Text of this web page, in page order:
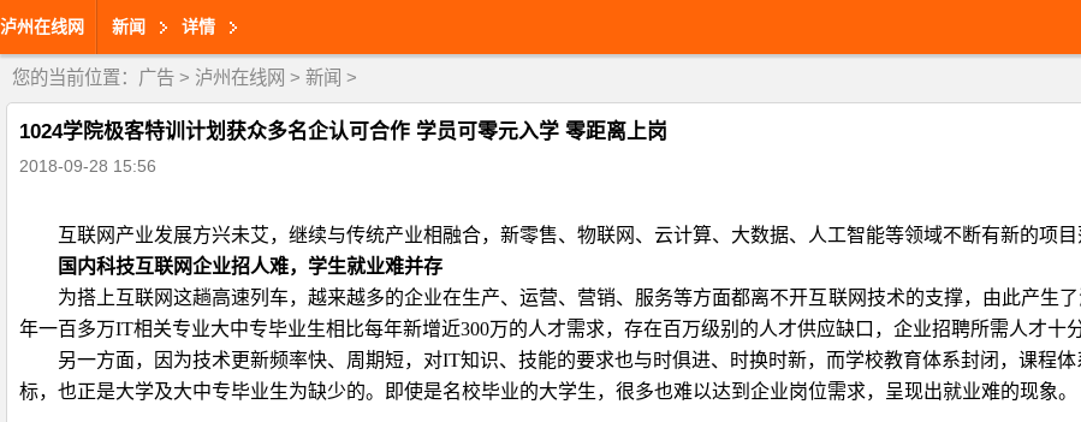
泸州在线网 新闻 详情
您的当前位置： 广告 > 泸州在线网 > 新闻 >
1024学院极客特训计划获众多名企认可合作 学员可零元入学 零距离上岗
2018-09-28 15:56
互联网产业发展方兴未艾，继续与传统产业相融合，新零售、物联网、云计算、大数据、人工智能等领域不断有新的项
国内科技互联网企业招人难，学生就业难并存
为搭上互联网这趟高速列车，越来越多的企业在生产、运营、营销、服务等方面都离不开互联网技术的支撑，由此产生
年一百多万IT相关专业大中专毕业生相比每年新增近300万的人才需求，存在百万级别的人才供应缺口，企业招聘所需人才十分
另一方面，因为技术更新频率快、周期短，对IT知识、技能的要求也与时俱进、时换时新，而学校教育体系封闭，课程
标，也正是大学及大中专毕业生为缺少的。即使是名校毕业的大学生，很多也难以达到企业岗位需求，呈现出就业难的现象。